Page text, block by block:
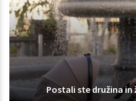
Postali ste družina in